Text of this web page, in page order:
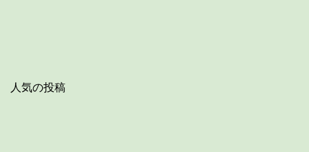
人気の投稿